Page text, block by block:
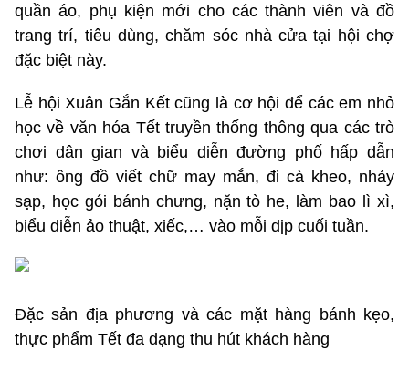
quần áo, phụ kiện mới cho các thành viên và đồ
trang trí, tiêu dùng, chăm sóc nhà cửa tại hội chợ
đặc biệt này.
Lễ hội Xuân Gắn Kết cũng là cơ hội để các em nhỏ
học về văn hóa Tết truyền thống thông qua các trò
chơi dân gian và biểu diễn đường phố hấp dẫn
như: ông đồ viết chữ may mắn, đi cà kheo, nhảy
sạp, học gói bánh chưng, nặn tò he, làm bao lì xì,
biểu diễn ảo thuật, xiếc,… vào mỗi dịp cuối tuần.
Đặc sản địa phương và các mặt hàng bánh kẹo,
thực phẩm Tết đa dạng thu hút khách hàng